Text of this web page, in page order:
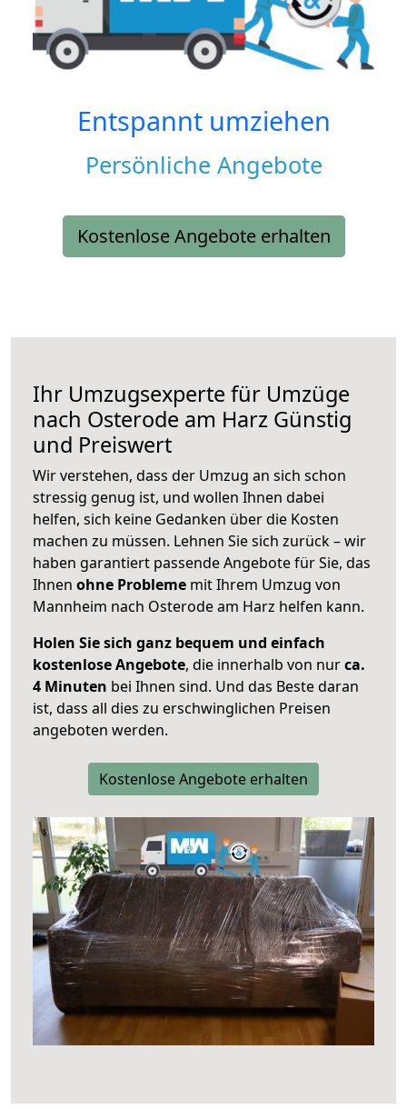
Entspannt umziehen
Persönliche Angebote
Kostenlose Angebote erhalten
Ihr Umzugsexperte für Umzüge
nach Osterode am Harz Günstig
und Preiswert
Wir verstehen, dass der Umzug an sich schon
stressig genug ist, und wollen Ihnen dabei
helfen, sich keine Gedanken über die Kosten
machen zu müssen. Lehnen Sie sich zurück – wir
haben garantiert passende Angebote für Sie, das
Ihnen ohne Probleme mit Ihrem Umzug von
Mannheim nach Osterode am Harz helfen kann.
Holen Sie sich ganz bequem und einfach
kostenlose Angebote, die innerhalb von nurca.
4 Minuten bei Ihnen sind. Und das Beste daran
ist, dass all dies zu erschwinglichen Preisen
angeboten werden.
Kostenlose Angebote erhalten